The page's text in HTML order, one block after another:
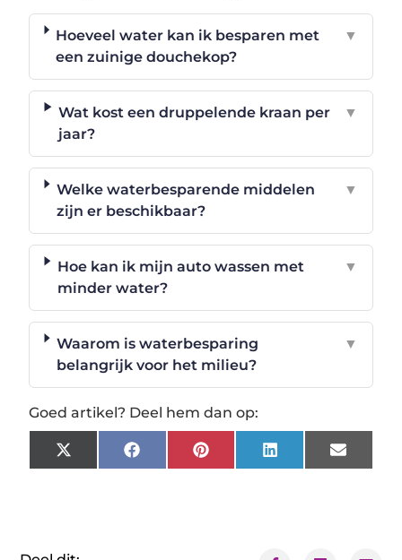
Hoeveel water kan ik besparen met
een zuinige douchekop?
▼
Wat kost een druppelende kraan per
jaar?
▼
Welke waterbesparende middelen
zijn er beschikbaar?
▼
Hoe kan ik mijn auto wassen met
minder water?
▼
Waarom is waterbesparing
belangrijk voor het milieu?
▼
Goed artikel? Deel hem dan op:
X
(Twitter)
FacebookPinterestLinkedInEmail